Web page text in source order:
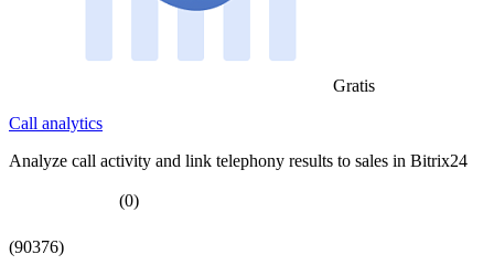
Gratis
Call analytics
Analyze call activity and link telephony results to sales in Bitrix24
(0)
(90376)